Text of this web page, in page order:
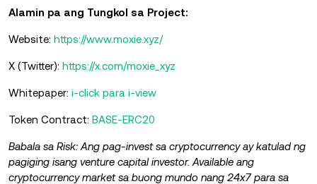
Alamin pa ang Tungkol sa Project:
Website: https://www.moxie.xyz/
X (Twitter): https://x.com/moxie_xyz
Whitepaper: i-click para i-view
Token Contract: BASE-ERC20
Babala sa Risk: Ang pag-invest sa cryptocurrency ay katulad ng
pagiging isang venture capital investor. Available ang
cryptocurrency market sa buong mundo nang 24x7 para sa